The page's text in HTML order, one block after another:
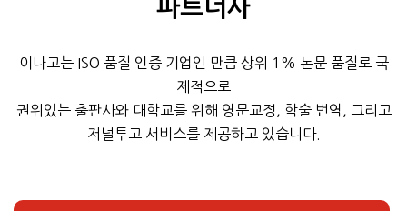
파트너사
이나고는 ISO 품질 인증 기업인 만큼 상위 1% 논문 품질로 국
제적으로
권위있는 출판사와 대학교를 위해 영문교정, 학술 번역, 그리고
저널투고 서비스를 제공하고 있습니다.